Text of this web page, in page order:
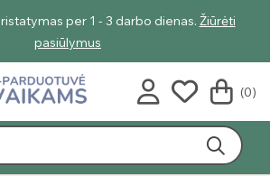
Geriausi vasaros pasiūlymai - nuolaidos net
(0)